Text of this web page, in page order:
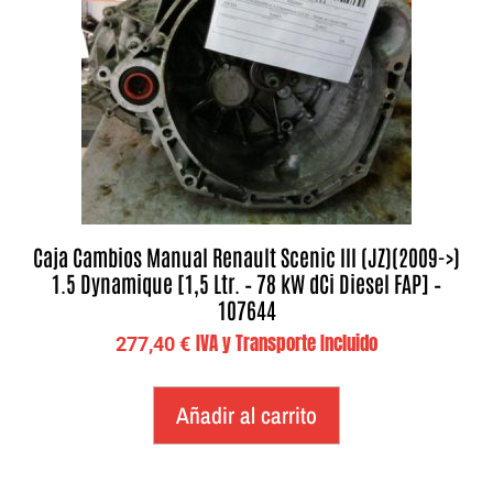
Caja Cambios Manual Renault Scenic III (JZ)(2009->)
1.5 Dynamique [1,5 Ltr. – 78 kW dCi Diesel FAP] –
107644
277,40€ IVA y Transporte Incluido
Añadir al carrito